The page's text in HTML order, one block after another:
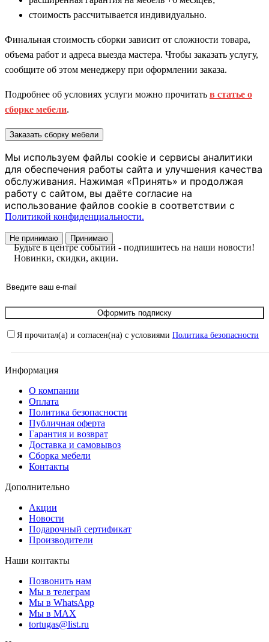
стоимость рассчитывается индивидуально.
Финальная стоимость сборки зависит от сложности товара,
объема работ и адреса выезда мастера. Чтобы заказать услугу,
сообщите об этом менеджеру при оформлении заказа.
Подробнее об условиях услуги можно прочитать в статье о
сборке мебели.
Заказать сборку мебели
Мы используем файлы cookie и сервисы аналитики
для обеспечения работы сайта и улучшения качества
обслуживания. Нажимая «Принять» и продолжая
работу с сайтом, вы даёте согласие на
использование файлов cookie в соответствии с
Политикой конфиденциальности.
Не принимаю Принимаю
Будьте в центре событий - подпишитесь на наши новости!
Новинки, скидки, акции.
Оформить подписку
Я прочитал(а) и согласен(на) с условиями Политика безопасности
Информация
О компании
Оплата
Политика безопасности
Публичная оферта
Гарантия и возврат
Доставка и самовывоз
Сборка мебели
Контакты
Дополнительно
Акции
Новости
Подарочный сертификат
Производители
Наши контакты
Позвонить нам
Мы в телеграм
Мы в WhatsApp
Мы в MAX
tortugas@list.ru